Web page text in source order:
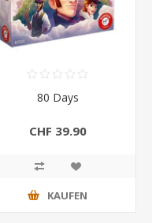
80 Days
CHF 39.90
KAUFEN